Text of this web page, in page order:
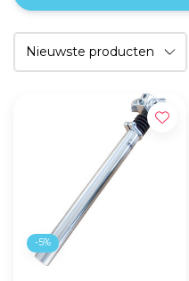
-5%